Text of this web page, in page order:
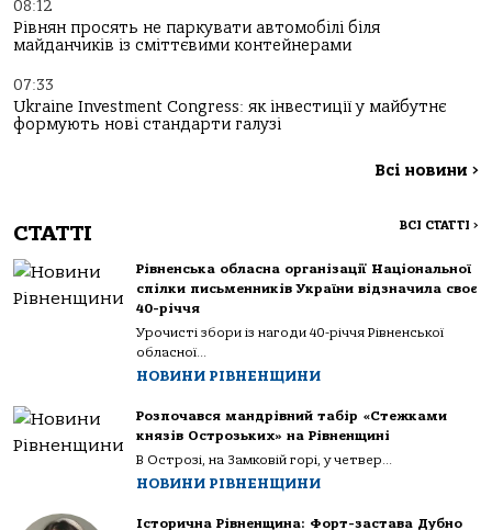
08:12
Рівнян просять не паркувати автомобілі біля
майданчиків із сміттєвими контейнерами
07:33
Ukraine Investment Congress: як інвестиції у майбутнє
формують нові стандарти галузі
Всі новини >
СТАТТІ ВСІ СТАТТІ >
Рівненська обласна організації Національної
спілки письменників України відзначила своє
40-річчя
Урочисті збори із нагоди 40-річчя Рівненської
обласної...
НОВИНИ РІВНЕНЩИНИ
Розпочався мандрівний табір «Стежками
князів Острозьких» на Рівненщині
В Острозі, на Замковій горі, у четвер...
НОВИНИ РІВНЕНЩИНИ
Історична Рівненщина: Форт-застава Дубно